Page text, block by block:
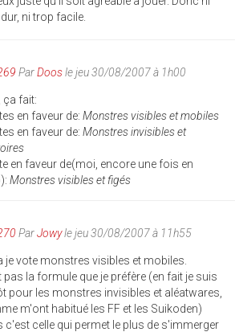
ni trop facile.
ParDoosle jeu 30/08/2007 à 1h00
ça fait:
en faveur de: Monstres visibles et mobiles
en faveur de: Monstres invisibles et
en faveur de(moi, encore une fois en
Monstres visibles et figés
ParJowyle jeu 30/08/2007 à 11h55
je vote monstres visibles et mobiles.
pas la formule que je préfère (en fait je suis
pour les monstres invisibles et aléatwares,
m'ont habitué les FF et les Suikoden)
c'est celle qui permet le plus de s'immerger